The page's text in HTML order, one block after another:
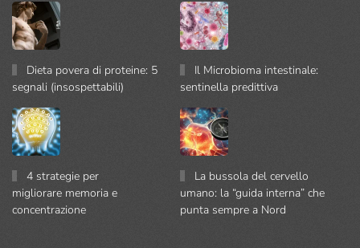
Dieta povera di proteine: 5
segnali (insospettabili)
Il Microbioma intestinale:
sentinella predittiva
4 strategie per
migliorare memoria e
concentrazione
La bussola del cervello
umano: la “guida interna” che
punta sempre a Nord